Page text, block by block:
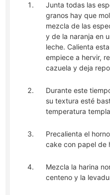
Junta todas las
granos hay que
mezcla de las
y de la naranja en
leche. Calienta
empiece a hervir,
cazuela y deja
Durante este
su textura esté
temperatura
Precalienta el
cake con papel de
Mezcla la harina
centeno y la